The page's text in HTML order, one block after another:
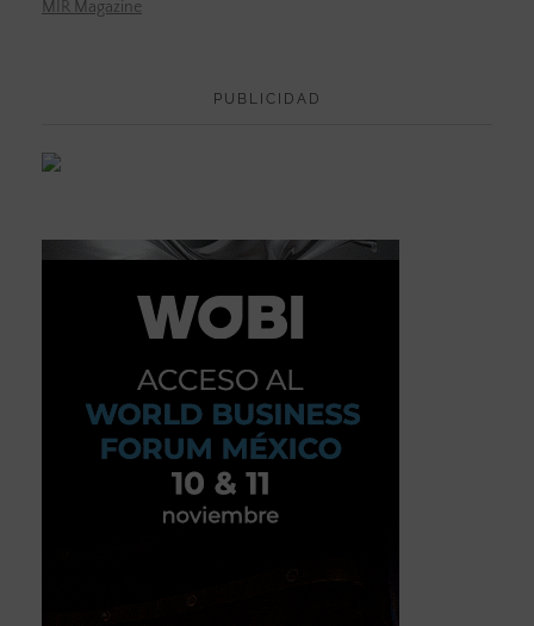
MIR Magazine
PUBLICIDAD